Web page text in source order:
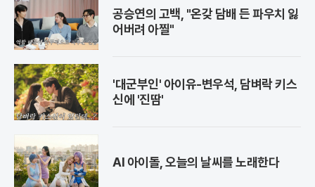
공승연의 고백, "온갖 담배 든 파우치 잃
어버려 아찔"
'대군부인' 아이유-변우석, 담벼락 키스
신에 '진땀'
AI 아이돌, 오늘의 날씨를 노래한다